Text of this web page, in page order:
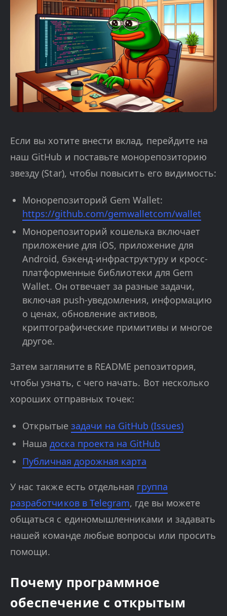
Если вы хотите внести вклад, перейдите на
наш GitHub и поставьте монорепозиторию
звезду (Star), чтобы повысить его видимость:
Монорепозиторий Gem Wallet:
https://github.com/gemwalletcom/wallet
Монорепозиторий кошелька включает
приложение для iOS, приложение для
Android, бэкенд-инфраструктуру и кросс-
платформенные библиотеки для Gem
Wallet. Он отвечает за разные задачи,
включая push-уведомления, информацию
о ценах, обновление активов,
криптографические примитивы и многое
другое.
Затем загляните в README репозитория,
чтобы узнать, с чего начать. Вот несколько
хороших отправных точек:
Открытые задачи на GitHub (Issues)
Наша доска проекта на GitHub
Публичная дорожная карта
У нас также есть отдельная группа
разработчиков в Telegram, где вы можете
общаться с единомышленниками и задавать
нашей команде любые вопросы или просить
помощи.
Почему программное
обеспечение с открытым